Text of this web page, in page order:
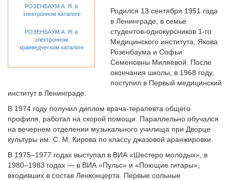
РОЗЕНБАУМ А. Я. в
электронном каталоге
РОЗЕНБАУМ А. Я. в
электронном
краеведческом каталоге
Родился 13 сентября 1951 года
в Ленинграде, в семье
студентов-однокурсников 1-го
Медицинского института, Якова
Розенбаума и Софьи
Семеновны Миляевой. После
окончания школы, в 1968 году,
поступил в Первый медицинский
институт в Ленинграде.
В 1974 году получил диплом врача-терапевта общего
профиля, работал на скорой помощи. Параллельно обучался
на вечернем отделении музыкального училища при Дворце
культуры им. С. М. Кирова по классу джазовой аранжировки.
В 1975–1977 годах выступал в ВИА «Шестеро молодых», в
1980–1983 годах — в ВИА «Пульс» и «Поющие гитары»,
входивших в состав Ленконцерта. Первые сольные